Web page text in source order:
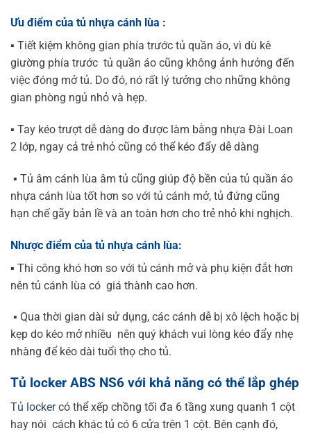
Ưu điểm của tủ nhựa cánh lùa :
▪️ Tiết kiệm không gian phía trước tủ quần áo, vì dù kê
giường phía trước tủ quần áo cũng không ảnh hưởng đến
việc đóng mở tủ. Do đó, nó rất lý tưởng cho những không
gian phòng ngủ nhỏ và hẹp.
▪️ Tay kéo trượt dễ dàng do được làm bằng nhựa Đài Loan
2 lớp, ngay cả trẻ nhỏ cũng có thể kéo đẩy dễ dàng
▪️ Tủ âm cánh lùa âm tủ cũng giúp độ bền của tủ quần áo
nhựa cánh lùa tốt hơn so với tủ cánh mở, tủ đứng cũng
hạn chế gãy bản lề và an toàn hơn cho trẻ nhỏ khi nghịch.
Nhược điểm của tủ nhựa cánh lùa:
▪️ Thi công khó hơn so với tủ cánh mở và phụ kiện đắt hơn
nên tủ cánh lùa có giá thành cao hơn.
▪️ Qua thời gian dài sử dụng, các cánh dễ bị xô lệch hoặc bị
kẹp do kéo mở nhiều nên quý khách vui lòng kéo đẩy nhẹ
nhàng để kéo dài tuổi thọ cho tủ.
Tủ locker ABS NS6 với khả năng có thể lắp ghép
Tủ lockercó thể xếp chồng tối đa 6 tầng xung quanh 1 cột
hay nói cách khác tủ có 6 cửa trên 1 cột. Bên cạnh đó,